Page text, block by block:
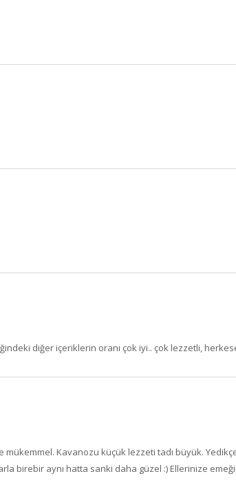
diğer içeriklerin oranı çok iyi.. çok lezzetli,
mükemmel. Kavanozu küçük lezzeti tadı büyük.
birebir aynı hatta sanki daha güzel :) Ellerinize